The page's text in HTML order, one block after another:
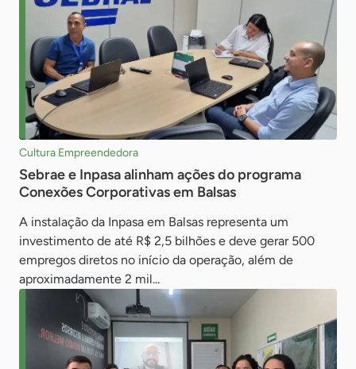
Cultura Empreendedora
Sebrae e Inpasa alinham ações do programa
Conexões Corporativas em Balsas
A instalação da Inpasa em Balsas representa um
investimento de até R$ 2,5 bilhões e deve gerar 500
empregos diretos no início da operação, além de
aproximadamente 2 mil...